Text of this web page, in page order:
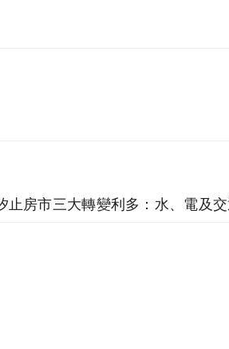
止房市三大轉變利多：水、電及交